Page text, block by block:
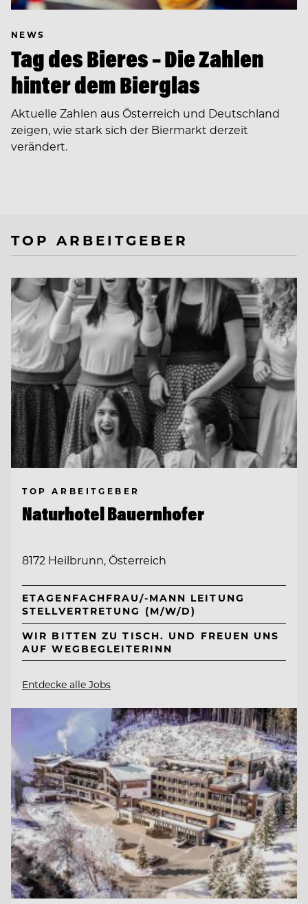
NEWS
Tag des Bieres – Die Zahlen
hinter dem Bierglas
Aktuelle Zahlen aus Österreich und Deutschland
zeigen, wie stark sich der Biermarkt derzeit
verändert.
TOP ARBEITGEBER
TOP ARBEITGEBER
Naturhotel Bauernhofer
8172 Heilbrunn, Österreich
ETAGENFACHFRAU/-MANN LEITUNG
STELLVERTRETUNG (M/W/D)
WIR BITTEN ZU TISCH. UND FREUEN UNS
AUF WEGBEGLEITERINN
Entdecke alle Jobs